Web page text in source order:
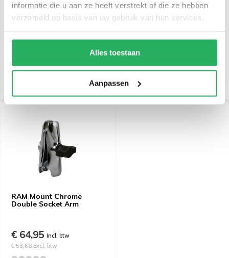
informatie die u aan ze heeft verstrekt of die ze hebben
verzameld op basis van uw gebruik van hun services.
Alles toestaan
Aanpassen
RAM Mount Chrome
€ 41,28 Excl. btw
RAM Mount Chrome Rail
€ 44,95
€ 37,15 Excl. btw
RAM Mount Chrome
Double Socket Arm
€ 64,95 Incl. btw
€ 53,68 Excl. btw